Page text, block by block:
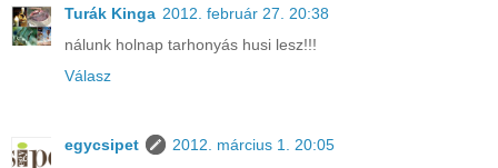
Turák Kinga 2012. február 27. 20:38
nálunk holnap tarhonyás husi lesz!!!
Válasz
egycsipet
2012. március 1. 20:05